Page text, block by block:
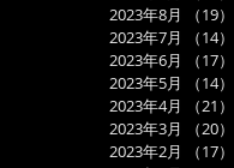
2023年8月
（19）
2023年7月
（14）
2023年6月
（17）
2023年5月
（14）
2023年4月
（21）
2023年3月
（20）
2023年2月
（17）